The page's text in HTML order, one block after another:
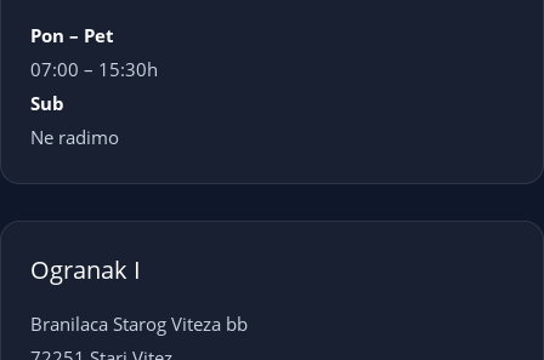
Pon – Pet
07:00 – 15:30h
Sub
Ne radimo
Ogranak I
Branilaca Starog Viteza bb